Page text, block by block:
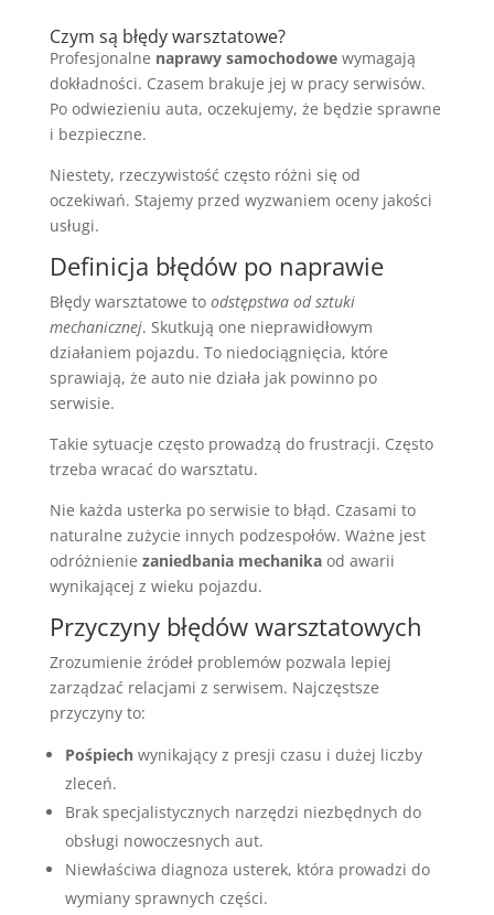
Czym są błędy warsztatowe?
Profesjonalne naprawy samochodowewymagają
dokładności. Czasem brakuje jej w pracy serwisów.
Po odwiezieniu auta, oczekujemy, że będzie sprawne
i bezpieczne.
Niestety, rzeczywistość często różni się od
oczekiwań. Stajemy przed wyzwaniem oceny jakości
usługi.
Definicja błędów po naprawie
Błędy warsztatowe to odstępstwa od sztuki
mechanicznej. Skutkują one nieprawidłowym
działaniem pojazdu. To niedociągnięcia, które
sprawiają, że auto nie działa jak powinno po
serwisie.
Takie sytuacje często prowadzą do frustracji. Często
trzeba wracać do warsztatu.
Nie każda usterka po serwisie to błąd. Czasami to
naturalne zużycie innych podzespołów. Ważne jest
odróżnienie zaniedbania mechanikaod awarii
wynikającej z wieku pojazdu.
Przyczyny błędów warsztatowych
Zrozumienie źródeł problemów pozwala lepiej
zarządzać relacjami z serwisem. Najczęstsze
przyczyny to:
Pośpiechwynikający z presji czasu i dużej liczby
zleceń.
Brak specjalistycznych narzędzi niezbędnych do
obsługi nowoczesnych aut.
Niewłaściwa diagnoza usterek, która prowadzi do
wymiany sprawnych części.